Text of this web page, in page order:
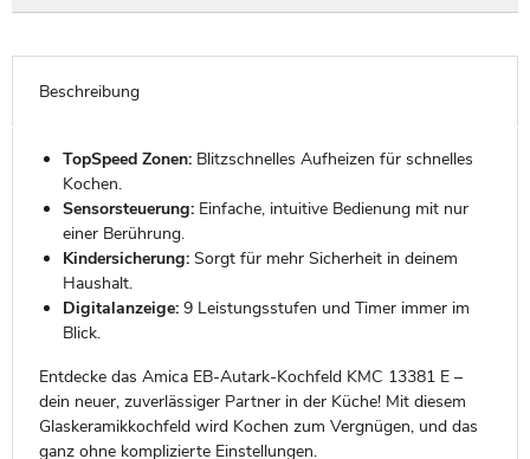
Beschreibung
TopSpeed Zonen:Blitzschnelles Aufheizen für schnelles
Kochen.
Sensorsteuerung:Einfache, intuitive Bedienung mit nur
einer Berührung.
Kindersicherung:Sorgt für mehr Sicherheit in deinem
Haushalt.
Digitalanzeige:9 Leistungsstufen und Timer immer im
Blick.
Entdecke das Amica EB-Autark-Kochfeld KMC 13381 E –
dein neuer, zuverlässiger Partner in der Küche! Mit diesem
Glaskeramikkochfeld wird Kochen zum Vergnügen, und das
ganz ohne komplizierte Einstellungen.